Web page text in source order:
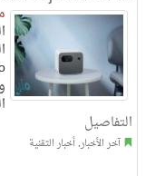
التفاصيل
آخر الأخبار, أخبار التقنية